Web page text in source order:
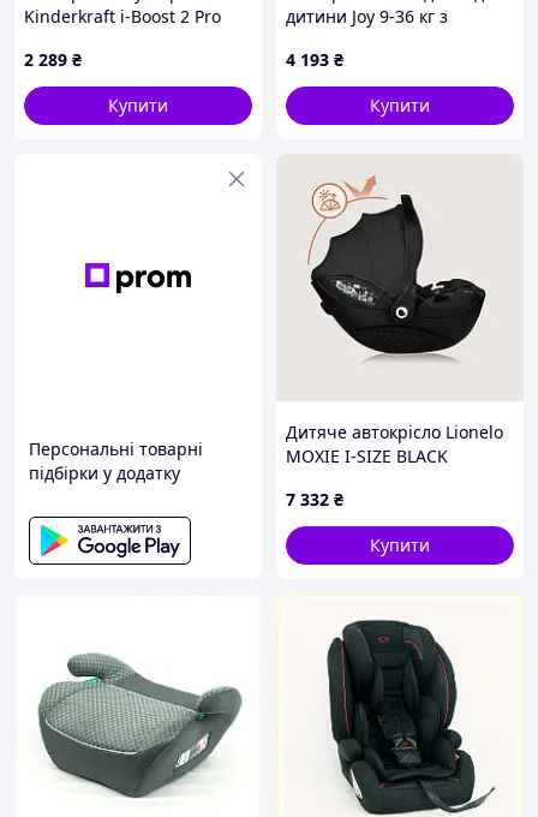
Kinderkraft i-Boost 2 Pro
2 289 ₴
Купити
дитини Joy 9-36 кг з
4 193 ₴
Купити
Персональні товарні
підбірки у додатку
Дитяче автокрісло Lionelo
MOXIE I-SIZE BLACK
7 332 ₴
Купити